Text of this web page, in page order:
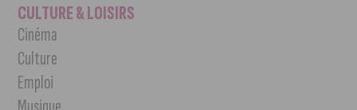
CULTURE & LOISIRS
Cinéma
Culture
Emploi